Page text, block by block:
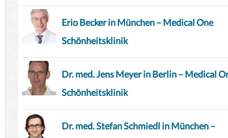
Erio Becker in München – Medical One
Schönheitsklinik
Dr. med. Jens Meyer in Berlin – Medical
Schönheitsklinik
Dr. med. Stefan Schmiedl in München –